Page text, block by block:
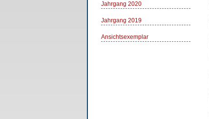
Jahrgang 2020
Jahrgang 2019
Ansichtsexemplar